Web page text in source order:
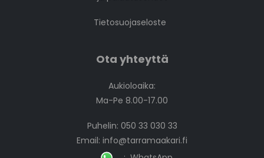
Tietosuojaseloste
Ota yhteyttä
Aukioloaika:
Ma-Pe 8.00-17.00
Puhelin: 050 33 030 33
Email: info@tarramaakari.fi